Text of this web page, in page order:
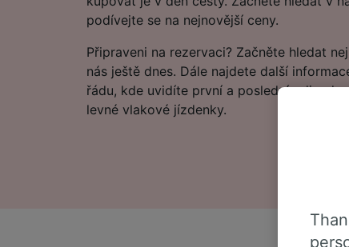
podívejte se na nejnovější ceny.
Připraveni na rezervaci? Začněte hledat
nás ještě dnes. Dále najdete další
řádu, kde uvidíte první a poslední odjezdy
levné vlakové jízdenky.